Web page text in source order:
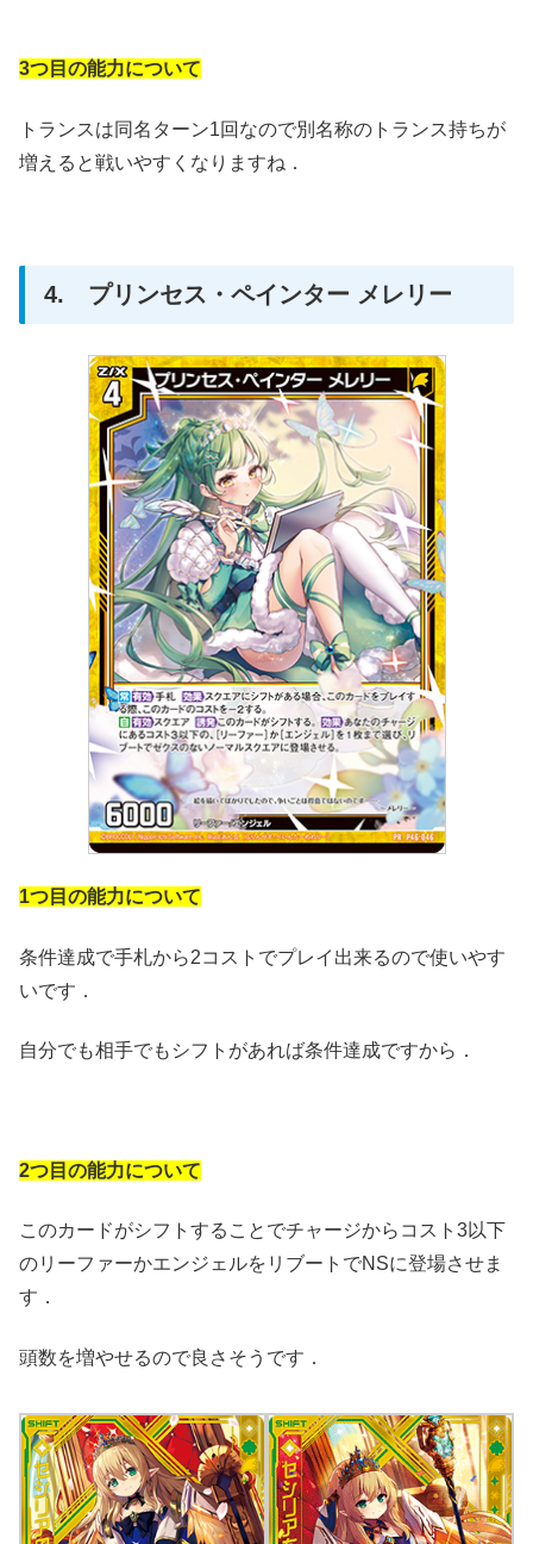
3つ目の能力について
トランスは同名ターン1回なので別名称のトランス持ちが
増えると戦いやすくなりますね．
4. プリンセス・ペインター メレリー
1つ目の能力について
条件達成で手札から2コストでプレイ出来るので使いやす
いです．
自分でも相手でもシフトがあれば条件達成ですから．
2つ目の能力について
このカードがシフトすることでチャージからコスト3以下
のリーファーかエンジェルをリブートでNSに登場させま
す．
頭数を増やせるので良さそうです．